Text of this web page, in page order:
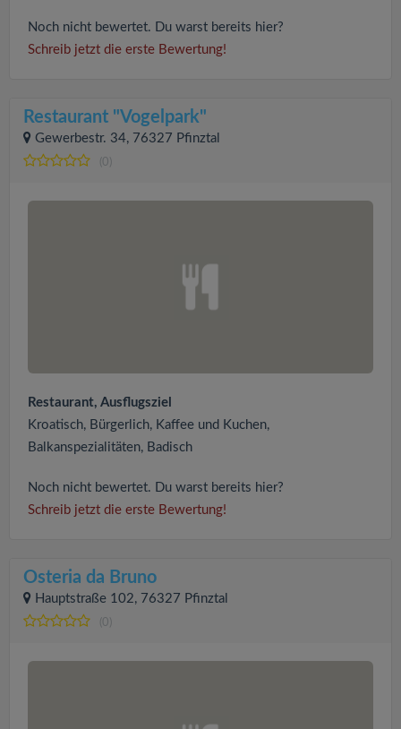
Noch nicht bewertet. Du warst bereits hier?
Schreib jetzt die erste Bewertung!
Restaurant "Vogelpark"
Gewerbestr. 34, 76327 Pfinztal
(0)
Restaurant, Ausflugsziel
Kroatisch, Bürgerlich, Kaffee und Kuchen,
Balkanspezialitäten, Badisch
Noch nicht bewertet. Du warst bereits hier?
Schreib jetzt die erste Bewertung!
Osteria da Bruno
Hauptstraße 102, 76327 Pfinztal
(0)